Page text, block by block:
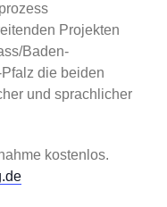
Projekten
Baden-
die beiden
und sprachlicher
kostenlos.